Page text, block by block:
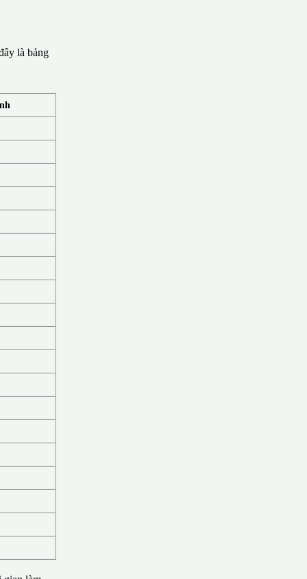
là bảng